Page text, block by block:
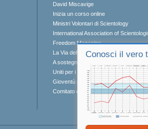
Conosci il vero
David Miscavige
Inizia un corso online
Ministri Volontari di Scientology
International Association of
Freedom Magazine
La Via della Felicità
A sostegno di un mondo libero dalla
Uniti per i Diritti Umani
Gioventù per i Diritti Umani
Comitato dei Cittadini per i Diritti Umani